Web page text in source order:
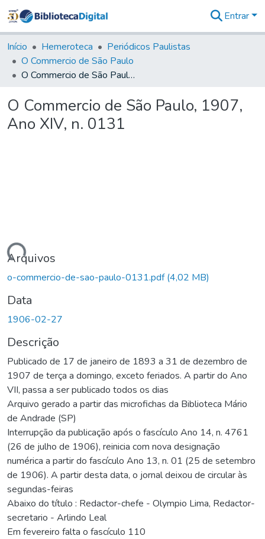
&
Coleções
Tudo na
Biblioteca
Estatísticas
Entrar
Início Hemeroteca
Periódicos Paulistas
O Commercio de São Paulo
O Commercio de São Paulo, 1907, Ano XIV, n. 0131
O Commercio de São Paulo, 1907,
Ano XIV, n. 0131
Arquivos
o-commercio-de-sao-paulo-0131.pdf(4,02 MB)
Data
1906-02-27
Descrição
Publicado de 17 de janeiro de 1893 a 31 de dezembro de
1907 de terça a domingo, exceto feriados. A partir do Ano
VII, passa a ser publicado todos os dias
Arquivo gerado a partir das microfichas da Biblioteca Mário
de Andrade (SP)
Interrupção da publicação após o fascículo Ano 14, n. 4761
(26 de julho de 1906), reinicia com nova designação
numérica a partir do fascículo Ano 13, n. 01 (25 de setembro
de 1906). A partir desta data, o jornal deixou de circular às
segundas-feiras
Abaixo do título : Redactor-chefe - Olympio Lima, Redactor-
secretario - Arlindo Leal
Em fevereiro falta o fascículo 110